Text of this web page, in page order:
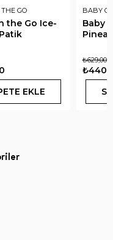
GO
the Go Ice-
EKLE
BABY
Baby
₺629,00